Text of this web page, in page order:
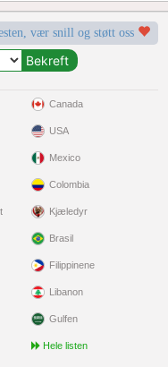
vær snill og støtt oss
Canada
USA
Mexico
Colombia
Kjæledyr
Brasil
Filippinene
Libanon
Gulfen
Hele listen